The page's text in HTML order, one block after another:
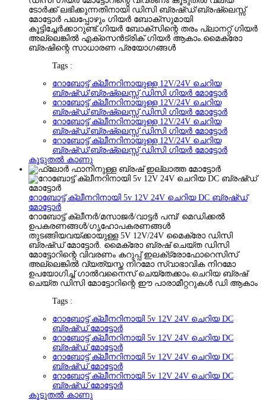
ടോർക്ക് ലഭിക്കുന്നതിനായി ഡിസി ബ്രഷ്ഡ്/ബ്രഷ്‌ലെസ്സ്
മോട്ടോർ പലപ്പോഴും ഗിയർ ബോക്‌സുമായി
കൂട്ടിച്ചേർക്കാറുണ്ട്.ഗിയർ ബോക്സിന്റെ തരം പ്ലാനറ്റ് ഗിയർ
അല്ലെങ്കിൽ എക്സെൻട്രിക് ഗിയർ ആകാം.മൈക്രോ
ബ്രഷിന്റെ സാധാരണ പ്രയോഗങ്ങൾ
Tags :
റോബോട്ട് ക്ലീനറിനായുള്ള 12V/24V ചെറിയ
ബ്രഷ്ഡ്/ബ്രഷ്‌ലെസ്സ് ഡിസി ഗിയർ മോട്ടോർ
റോബോട്ട് ക്ലീനറിനായുള്ള 12V/24V ചെറിയ
ബ്രഷ്ഡ്/ബ്രഷ്‌ലെസ്സ് ഡിസി ഗിയർ മോട്ടോർ
റോബോട്ട് ക്ലീനറിനായുള്ള 12V/24V ചെറിയ
ബ്രഷ്ഡ്/ബ്രഷ്‌ലെസ്സ് ഡിസി ഗിയർ മോട്ടോർ
റോബോട്ട് ക്ലീനറിനായുള്ള 12V/24V ചെറിയ
ബ്രഷ്ഡ്/ബ്രഷ്‌ലെസ്സ് ഡിസി ഗിയർ മോട്ടോർ
കൂടുതൽ കാണു
റോബോട്ട് ക്ലീനറിനായി 5v 12V 24V ചെറിയ DC ബ്രഷ്ഡ്
മോട്ടോർ
റോബോട്ട് ക്ലീനർ/മസാജർ/വാട്ടർ പമ്പ്/ മെഡിക്കൽ
ഉപകരണങ്ങൾ/ഗൃഹോപകരണങ്ങൾ
തുടങ്ങിയവയ്‌ക്കായുള്ള 5V 12V/24V മൈക്രോ ഡിസി
ബ്രഷ്ഡ് മോട്ടോർ. മൈക്രോ ബ്രഷ് ചെയ്ത ഡിസി
മോട്ടോറിന്റെ വിവരണം കറുപ്പ് ഇലക്‌ട്രോഫോറെസിസ്
അല്ലെങ്കിൽ വ്യത്യസ്ത നിറമോ സ്വാഭാവിക നിറമോ
ഉപയോഗിച്ച് ഗാൽവനൈസ് ചെയ്‌തേക്കാം.ചെറിയ ബ്രഷ്
ചെയ്ത ഡിസി മോട്ടോറിന്റെ ഈ പാരാമീറ്ററുകൾ ഡി ആകാം
Tags :
റോബോട്ട് ക്ലീനറിനായി 5v 12V 24V ചെറിയ DC
ബ്രഷ്ഡ് മോട്ടോർ
റോബോട്ട് ക്ലീനറിനായി 5v 12V 24V ചെറിയ DC
ബ്രഷ്ഡ് മോട്ടോർ
റോബോട്ട് ക്ലീനറിനായി 5v 12V 24V ചെറിയ DC
ബ്രഷ്ഡ് മോട്ടോർ
റോബോട്ട് ക്ലീനറിനായി 5v 12V 24V ചെറിയ DC
ബ്രഷ്ഡ് മോട്ടോർ
കൂടുതൽ കാണു